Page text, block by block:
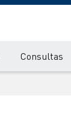
Consultas